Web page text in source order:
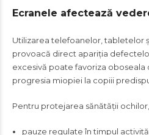
Ecranele afectează
Utilizarea telefoanelor, tabletelor
provoacă direct apariția
excesivă poate favoriza oboseala
progresia miopiei la copiii
Pentru protejarea sănătății
pauze regulate în timpul